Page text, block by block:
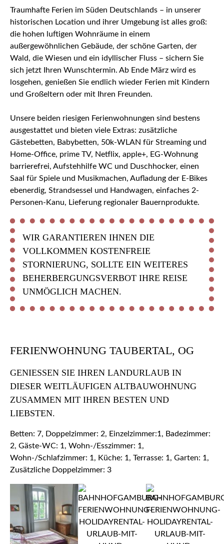
Traumhafte Ferien im Süden Deutschlands – in unserer
historischen Location und ihrer Umgebung ist alles groß:
die hohen luftigen Wohnräume in einem
außergewöhnlichen Gebäude, der schöne Garten, der
Wald, die Wiesen und ein idyllischer Fluss – sichern Sie
sich jetzt Ihren Wunschtermin. Ab Ende März wird es
losgehen, genießen Sie endlich wieder Ferien mit Kindern
und Großeltern oder mit Ihren Freunden.
Unsere beiden riesigen Ferienwohnungen sind bestens
ausgestattet und bieten viele Extras: zusätzliche
Gästebetten, Babybetten, 50k-WLAN für Streaming und
Home-Office, prime TV, Netflix, apple+, EG-Wohnung
barrierefrei, Aufstehhilfe WC und Duschhocker, einen
Saal für Spiele und Musikmachen, Aufladung der E-Bikes
ebenerdig, Strandsessel und Handwagen, einfaches 2-
Personen-Kanu, Lieferung regionaler Bauernprodukte.
WIR GARANTIEREN IHNEN DIE
VOLLKOMMEN KOSTENFREIE
STORNIERUNG, SOLLTE EIN WEITERES
BEHERBERGUNGSVERBOT IHRE REISE
UNMÖGLICH MACHEN.
FERIENWOHNUNG TAUBERTAL, OG
GENIESSEN SIE IHREN LANDURLAUB IN D
IESER WEITLÄUFIGEN ALTBAUWOHNUNG Z
USAMMEN MIT IHREN BESTEN UND L
IEBSTEN.
Betten: 7, Doppelzimmer: 2, Einzelzimmer:1, Badezimmer:
2, Gäste-WC: 1, Wohn-/Esszimmer: 1,
Wohn-/Schlafzimmer: 1, Küche: 1, Terrasse: 1, Garten: 1,
Zusätzliche Doppelzimmer: 3